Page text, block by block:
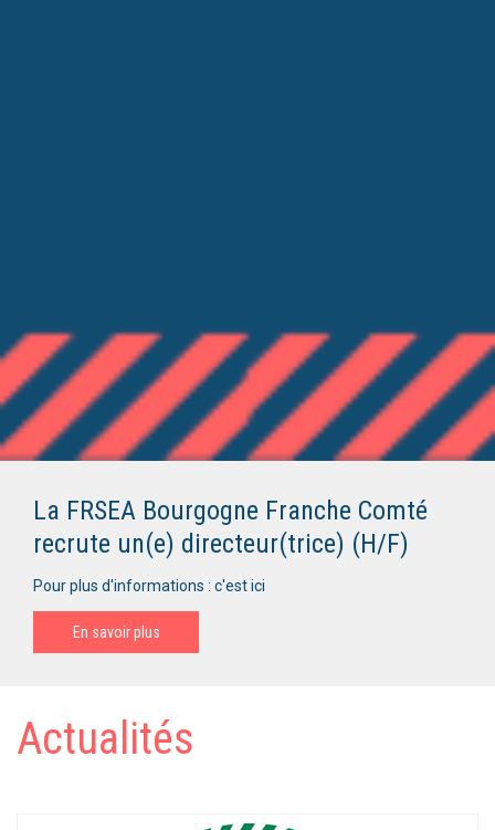
La FRSEA Bourgogne Franche Comté
recrute un(e) directeur(trice) (H/F)
Pour plus d'informations : c'est ici
En savoir plus
Actualités